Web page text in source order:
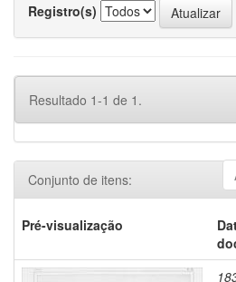
Registro(s)
Resultado 1-1 de 1.
Conjunto de itens:
Pré-visualização